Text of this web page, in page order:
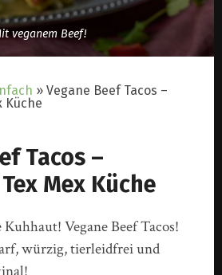
veganem Beef!
»Vegane Beef Tacos –
Küche
Tacos –
Mex Küche
Vegane Beef Tacos!
würzig, tierleidfrei und